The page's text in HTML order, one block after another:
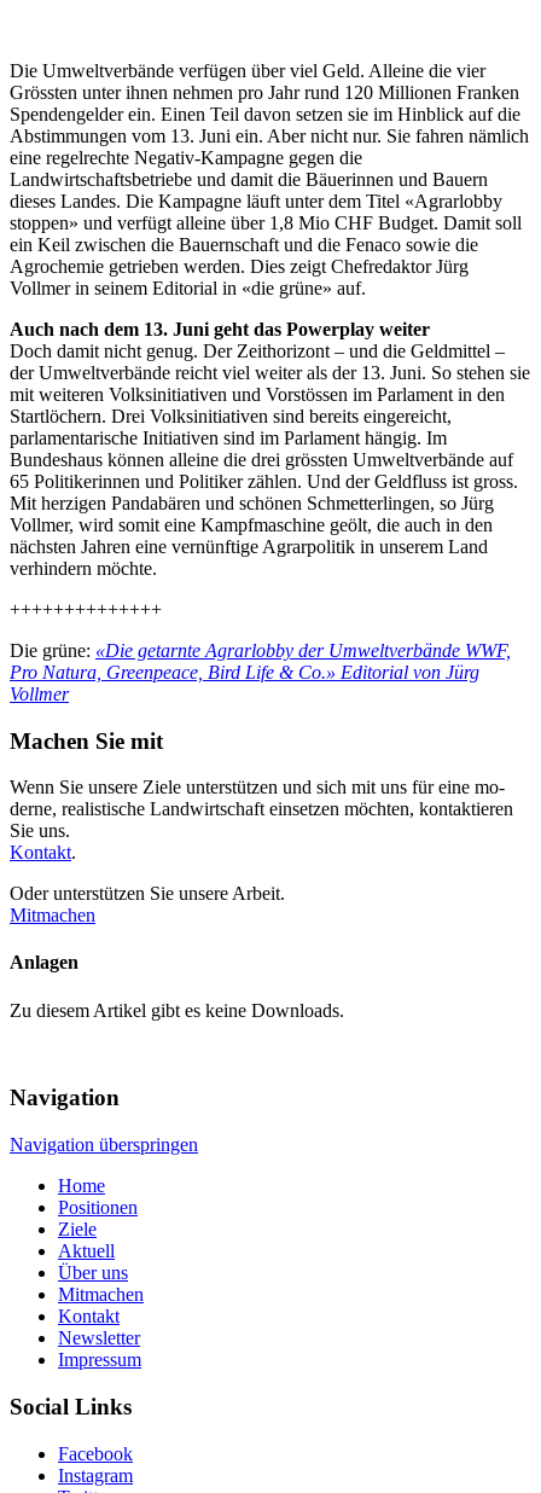
Die Umweltverbände verfügen über viel Geld. Alleine die vier
Grössten unter ihnen nehmen pro Jahr rund 120 Millionen Franken
Spendengelder ein. Einen Teil davon setzen sie im Hinblick auf die
Abstimmungen vom 13. Juni ein. Aber nicht nur. Sie fahren nämlich
eine regelrechte Negativ-Kampagne gegen die
Landwirtschaftsbetriebe und damit die Bäuerinnen und Bauern
dieses Landes. Die Kampagne läuft unter dem Titel «Agrarlobby
stoppen» und verfügt alleine über 1,8 Mio CHF Budget. Damit soll
ein Keil zwischen die Bauernschaft und die Fenaco sowie die
Agrochemie getrieben werden. Dies zeigt Chefredaktor Jürg
Vollmer in seinem Editorial in «die grüne» auf.
Auch nach dem 13. Juni geht das Powerplay weiter
Doch damit nicht genug. Der Zeithorizont – und die Geldmittel –
der Umweltverbände reicht viel weiter als der 13. Juni. So stehen sie
mit weiteren Volksinitiativen und Vorstössen im Parlament in den
Startlöchern. Drei Volksinitiativen sind bereits eingereicht,
parlamentarische Initiativen sind im Parlament hängig. Im
Bundeshaus können alleine die drei grössten Umweltverbände auf
65 Politikerinnen und Politiker zählen. Und der Geldfluss ist gross.
Mit herzigen Pandabären und schönen Schmetterlingen, so Jürg
Vollmer, wird somit eine Kampfmaschine geölt, die auch in den
nächsten Jahren eine vernünftige Agrarpolitik in unserem Land
verhindern möchte.
++++++++++++++
Die grüne: «Die getarnte Agrarlobby der Umweltverbände WWF,
Pro Natura, Greenpeace, Bird Life & Co.» Editorial von Jürg
Vollmer
Machen Sie mit
Wenn Sie unsere Ziele unterstützen und sich mit uns für eine mo­
derne, realistische Land­wirt­schaft einsetzen möchten, kontak­tieren
Sie uns.
Kontakt.
Oder unterstützen Sie unsere Arbeit.
Mitmachen
Anlagen
Zu diesem Artikel gibt es keine Downloads.
Navigation
Navigation überspringen
Home
Positionen
Ziele
Aktuell
Über uns
Mitmachen
Kontakt
Newsletter
Impressum
Social Links
Facebook
Instagram